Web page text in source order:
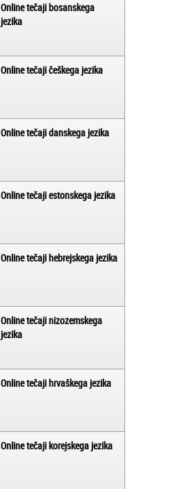
Online tečaji bosanskega
jezika
Online tečaji češkega jezika
Online tečaji danskega jezika
Online tečaji estonskega jezika
Online tečaji hebrejskega jezika
Online tečaji nizozemskega
jezika
Online tečaji hrvaškega jezika
Online tečaji korejskega jezika